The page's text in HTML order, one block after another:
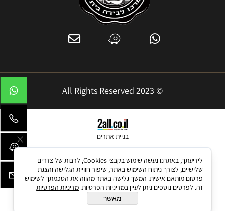
© 2023 All Rights Reserved
בניית אתרים
לידיעתך, באתרנו נעשה שימוש בקבצי Cookies, לרבות של צדדים
שלישיים, לצורך ניתוח השימוש באתר, שיפור חוויית הגלישה והצגת
פרסום מותאם אישית. המשך גלישה באתר מהווה את הסכמתך לשימוש
זה. לפרטים נוספים ניתן לעיין במדיניות הפרטיות. מדיניות הפרטיות
מאשר